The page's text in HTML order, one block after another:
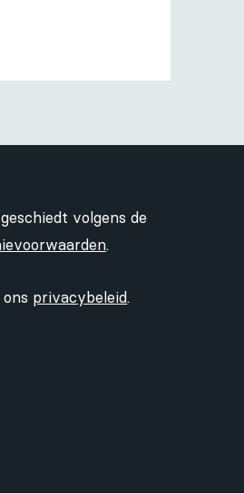
volgens de
.
privacybeleid.